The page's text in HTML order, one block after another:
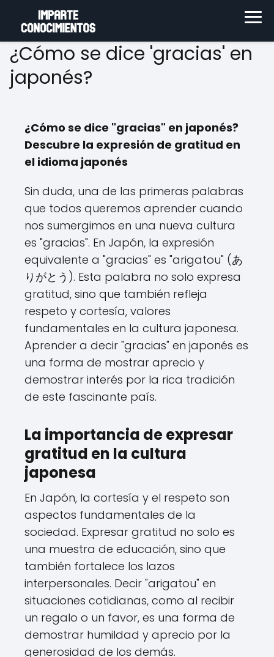
¿Cómo se dice 'gracias' en
japonés?
¿Cómo se dice "gracias" en japonés?
Descubre la expresión de gratitud en
el idioma japonés
Sin duda, una de las primeras palabras
que todos queremos aprender cuando
nos sumergimos en una nueva cultura
es "gracias". En Japón, la expresión
equivalente a "gracias" es "arigatou" (あ
りがとう). Esta palabra no solo expresa
gratitud, sino que también refleja
respeto y cortesía, valores
fundamentales en la cultura japonesa.
Aprender a decir "gracias" en japonés es
una forma de mostrar aprecio y
demostrar interés por la rica tradición
de este fascinante país.
La importancia de expresar
gratitud en la cultura
japonesa
En Japón, la cortesía y el respeto son
aspectos fundamentales de la
sociedad. Expresar gratitud no solo es
una muestra de educación, sino que
también fortalece los lazos
interpersonales. Decir "arigatou" en
situaciones cotidianas, como al recibir
un regalo o un favor, es una forma de
demostrar humildad y aprecio por la
generosidad de los demás.